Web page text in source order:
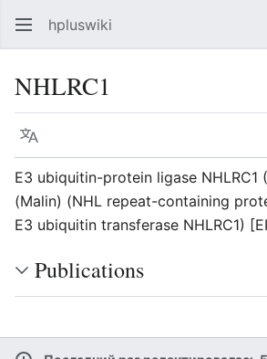
hpluswiki
NHLRC1
Язык
E3 ubiquitin-protein ligase NHLRC1
(Malin) (NHL repeat-containing
E3 ubiquitin transferase NHLRC1)
Publications